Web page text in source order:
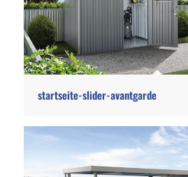
startseite-slider-avantgarde